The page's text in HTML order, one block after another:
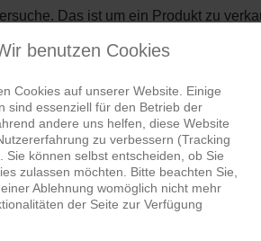
Das ist um ein Produkt zu
Fotoaufnahme nur mit
zu einem guten Ergebnis zu
definiert als eine auf dem
jedoch nicht unbedingt
finden Sie in unserer Preisliste.
zu verstehen ist, erklären wir Ihnen
aus einem zur Verfügung
benutzen Cookies
Cookies auf unserer Website. Einige
sind essenziell für den Betrieb der
andere uns helfen, diese Website
zu verbessern (Tracking
Sie können selbst entscheiden, ob Sie
zulassen möchten. Bitte beachten Sie,
Ablehnung womöglich nicht mehr
der Seite zur Verfügung